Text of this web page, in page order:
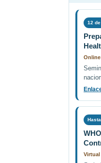
12
Online
Virtual